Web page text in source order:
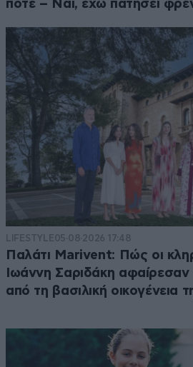
ποτέ – Ναι, έχω πατήσει
LIFESTYLE05·08·2026 17:48
Παλάτι Marivent: Πώς οι
Ιωάννη Σαριδάκη
από τη βασιλική οικογένεια